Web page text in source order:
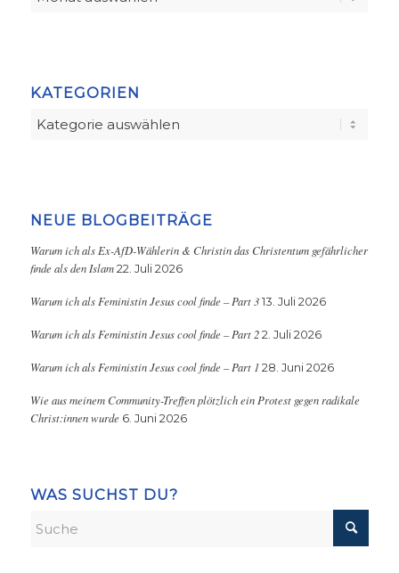
KATEGORIEN
Kategorien
NEUE BLOGBEITRÄGE
Warum ich als Ex-AfD-Wählerin & Christin das Christentum gefährlicher
finde als den Islam 22. Juli 2026
Warum ich als Feministin Jesus cool finde – Part 3 13. Juli 2026
Warum ich als Feministin Jesus cool finde – Part 2 2. Juli 2026
Warum ich als Feministin Jesus cool finde – Part 1 28. Juni 2026
Wie aus meinem Community-Treffen plötzlich ein Protest gegen radikale
Christ:innen wurde 6. Juni 2026
WAS SUCHST DU?